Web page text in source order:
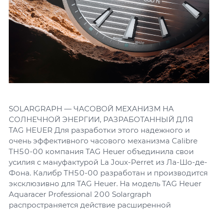
SOLARGRAPH — ЧАСОВОЙ МЕХАНИЗМ НА
СОЛНЕЧНОЙ ЭНЕРГИИ, РАЗРАБОТАННЫЙ ДЛЯ
TAG HEUER Для разработки этого надежного и
очень эффективного часового механизма Calibre
TH50-00 компания TAG Heuer объединила свои
усилия с мануфактурой La Joux-Perret из Ла-Шо-де-
Фона. Калибр TH50-00 разработан и производится
эксклюзивно для TAG Heuer. На модель TAG Heuer
Aquaracer Professional 200 Solargraph
распространяется действие расширенной